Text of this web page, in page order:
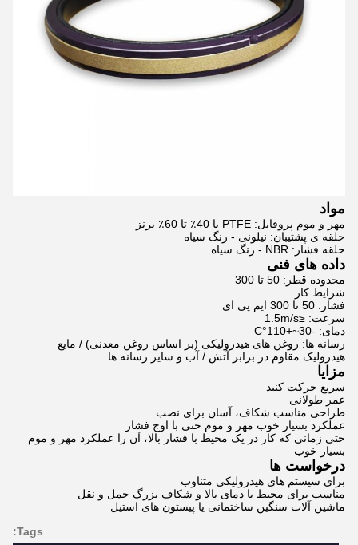
مواد
مهر و موم پروفایل: PTFE با 40٪ تا 60٪ برنز
حلقه ی پشتیبان: نیلونی - رنگ سیاه
حلقه فشار: NBR - رنگ سیاه
داده های فنی
محدوده قطر: 50 تا 300
شرایط کار
فشار: 50 تا 300 ایم پی ای
سرعت: ≤1.5m/s
دمای: -30~+110°C
رسانه ها: روغن های هیدرولیکی (بر اساس روغن معدنی) / مایع
هیدرولیک مقاوم در برابر آتش / آب و سایر رسانه ها
مزایا
سريع حرکت کنيد
عمر طولانی
طراحی مناسب شکاف، آسان برای نصب
عملکرد بسیار خوب مهر و موم حتی با اوج فشار
حتی زمانی که کار در یک محیط با فشار بالا، آن را عملکرد مهر و موم
بسیار خوب
درخواست ها
برای سیستم های هیدرولیکی متناوب
مناسب برای محیط با دمای بالا و شکاف بزرگ حمل و نقل
ماشین آلات سنگین ساختمانی یا پیستون های استیل
Tags: